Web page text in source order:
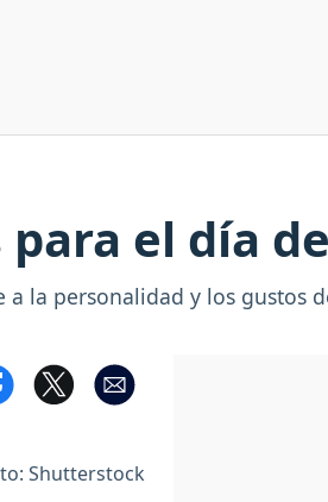
el día
la personalidad y los gustos
Shutterstock